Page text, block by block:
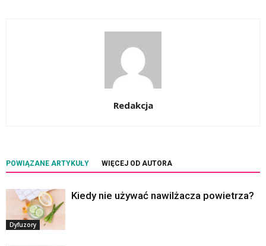
Redakcja
POWIĄZANE ARTYKUŁY WIĘCEJ OD AUTORA
Dyfuzory
Kiedy nie używać nawilżacza powietrza?